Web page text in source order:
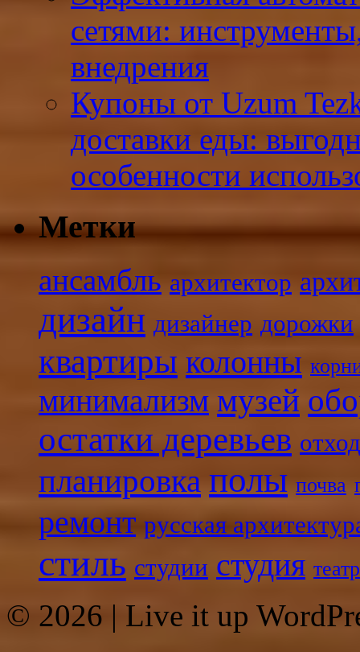
сетями:
внедрения
Купоны от Uzum
доставки еды:
особенности
Метки
ансамбль архитектор
дизайн дизайнер дорожки
квартиры колонны
минимализм музей
остатки деревьев
планировка полы почва
ремонт русская
стиль студии студия
© 2026 | Live it up